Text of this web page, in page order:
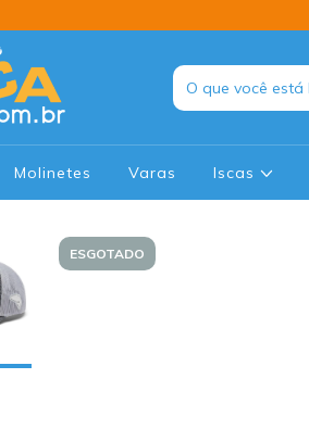
Molinetes Varas Iscas
ESGOTADO